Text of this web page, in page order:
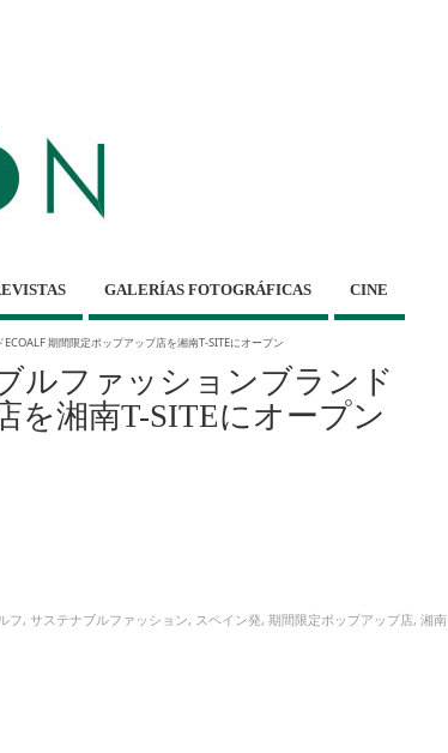
GALERÍAS FOTOGRÁFICAS CINE
期間限定ポップアップ店を湘南T-SITEにオープン
ファッションブランド
を湘南T-SITEにオープン
フ, サステナブルファッション, スペイン発, 期間限定ポップアップ店, 湘南